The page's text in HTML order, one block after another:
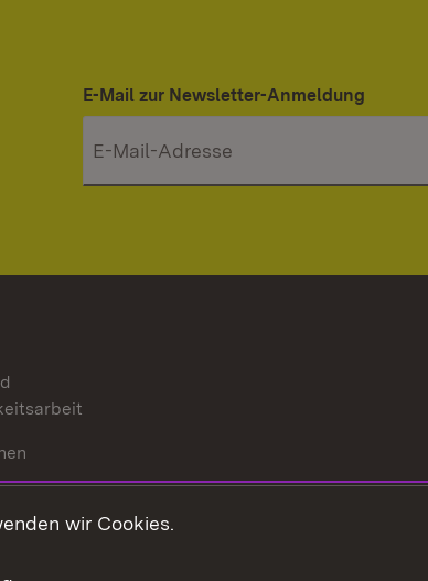
E-Mail zur Newsletter-Anmeldung
wir Cookies.